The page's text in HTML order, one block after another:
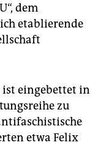
dem
etablierende
eingebettet in
zu
etwa Felix